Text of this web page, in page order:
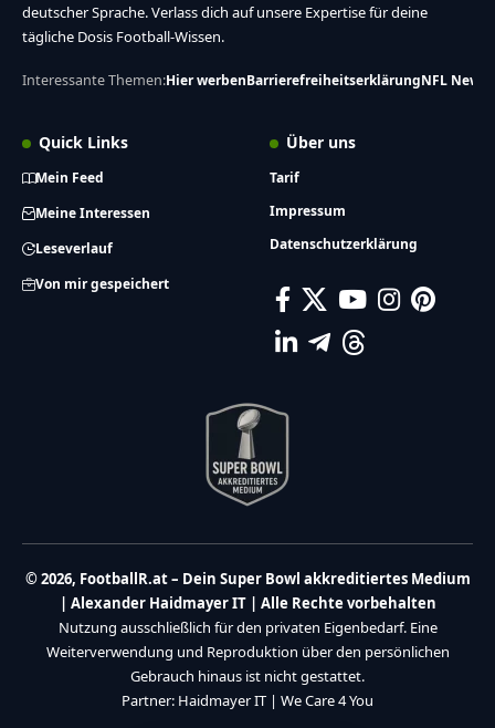
deutscher Sprache. Verlass dich auf unsere Expertise für deine
tägliche Dosis Football-Wissen.
Interessante Themen:Hier werbenBarrierefreiheitserklärungNFL News
Quick Links
Mein Feed
Meine Interessen
Leseverlauf
Von mir gespeichert
Über uns
Tarif
Impressum
Datenschutzerklärung
© 2026, FootballR.at – Dein Super Bowl akkreditiertes Medium
| Alexander Haidmayer IT | Alle Rechte vorbehalten
Nutzung ausschließlich für den privaten Eigenbedarf. Eine
Weiterverwendung und Reproduktion über den persönlichen
Gebrauch hinaus ist nicht gestattet.
Partner: Haidmayer IT | We Care 4 You